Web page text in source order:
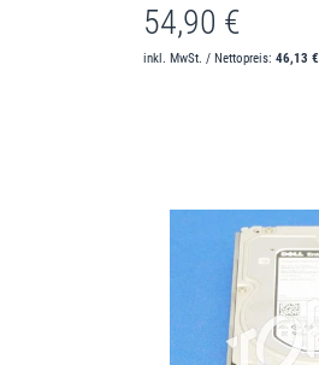
54,90 €
inkl. MwSt. / Nettopreis: 46,13 €